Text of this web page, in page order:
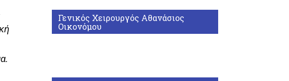
Γενικός Χειρουργός Αθανάσιος
Οικονόμου